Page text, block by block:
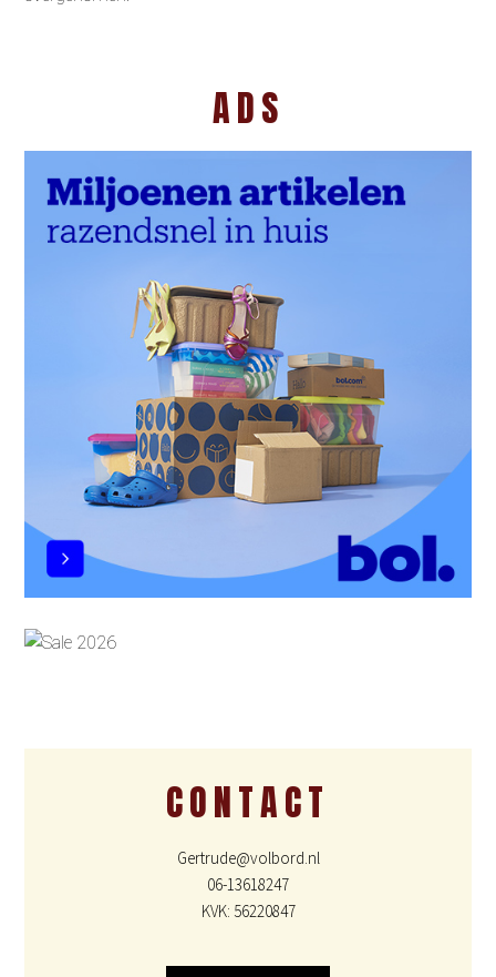
ADS
CONTACT
Gertrude@volbord.nl
06-13618247
KVK: 56220847